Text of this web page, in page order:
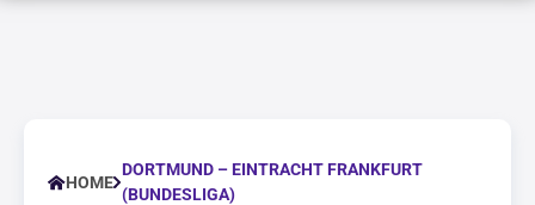
HOME
DORTMUND – EINTRACHT FRANKFURT
(BUNDESLIGA)